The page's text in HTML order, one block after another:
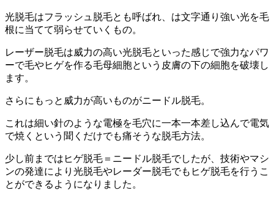
光脱毛はフラッシュ脱毛とも呼ばれ、は文字通り強い光を毛
根に当てて弱らせていくもの。
レーザー脱毛は威力の高い光脱毛といった感じで強力なパワ
ーで毛やヒゲを作る毛母細胞という皮膚の下の細胞を破壊し
ます。
さらにもっと威力が高いものがニードル脱毛。
これは細い針のような電極を毛穴に一本一本差し込んで電気
で焼くという聞くだけでも痛そうな脱毛方法。
少し前まではヒゲ脱毛＝ニードル脱毛でしたが、技術やマシ
ンの発達により光脱毛やレーダー脱毛でもヒゲ脱毛を行うこ
とができる ようになりました。